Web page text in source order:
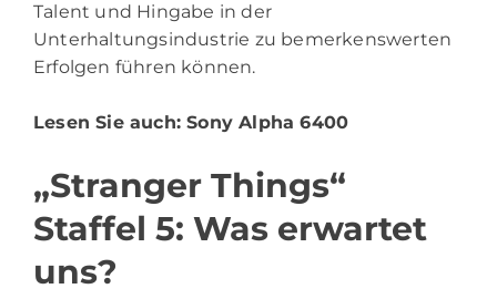
Talent und Hingabe in der
Unterhaltungsindustrie zu bemerkenswerten
Erfolgen führen können.
Lesen Sie auch:Sony Alpha 6400
„Stranger Things“
Staffel 5: Was erwartet
uns?